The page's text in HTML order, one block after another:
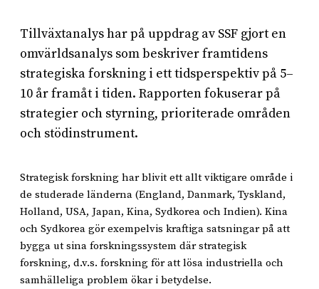
Tillväxtanalys har på uppdrag av SSF gjort en
omvärldsanalys som beskriver framtidens
strategiska forskning i ett tidsperspektiv på 5–
10 år framåt i tiden. Rapporten fokuserar på
strategier och styrning, prioriterade områden
och stödinstrument.
Strategisk forskning har blivit ett allt viktigare område i
de studerade länderna (England, Danmark, Tyskland,
Holland, USA, Japan, Kina, Sydkorea och Indien). Kina
och Sydkorea gör exempelvis kraftiga satsningar på att
bygga ut sina forskningssystem där strategisk
forskning, d.v.s. forskning för att lösa industriella och
samhälleliga problem ökar i betydelse.